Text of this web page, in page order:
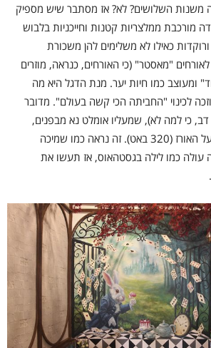
משנות השלושים? לא? אז מסתבר שיש מספיק
מורכבת ממלצריות קטנות וחייכניות בלבוש
כאילו לא משלימים להן משכורת
"מאסטר" (כי האורחים, כנראה, מוזרים
ומעוצב כמו חיות יער. מנת הדגל היא מה
לכינוי "החביתה הכי קשה בעולם". מדובר
כי למה לא), שמעליו אומלט נא מבפנים,
שנחצה במרכזו ונשפך מעל האורז (320 באט). זה נראה כמו שמיכה
עולה כמו לילה בגסטהאוס, אז תעשו את